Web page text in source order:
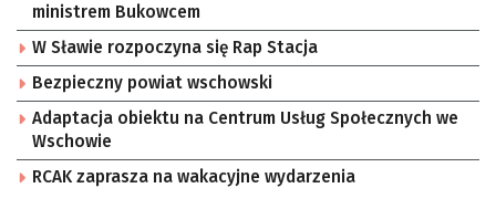
ministrem Bukowcem
W Sławie rozpoczyna się Rap Stacja
Bezpieczny powiat wschowski
Adaptacja obiektu na Centrum Usług Społecznych we
Wschowie
RCAK zaprasza na wakacyjne wydarzenia